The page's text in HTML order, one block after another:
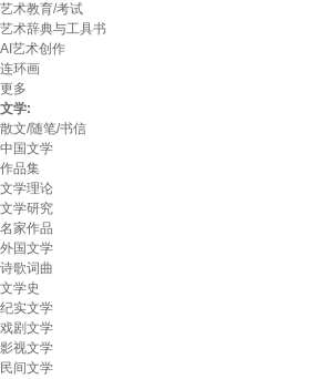
艺术教育/考试
艺术辞典与工具书
AI艺术创作
连环画
更多
文学:
散文/随笔/书信
中国文学
作品集
文学理论
文学研究
名家作品
外国文学
诗歌词曲
文学史
纪实文学
戏剧文学
影视文学
民间文学